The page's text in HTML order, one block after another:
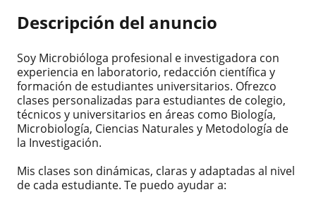
Descripción del anuncio
Soy Microbióloga profesional e investigadora con
experiencia en laboratorio, redacción científica y
formación de estudiantes universitarios. Ofrezco
clases personalizadas para estudiantes de colegio,
técnicos y universitarios en áreas como Biología,
Microbiología, Ciencias Naturales y Metodología de
la Investigación.
Mis clases son dinámicas, claras y adaptadas al nivel
de cada estudiante. Te puedo ayudar a: